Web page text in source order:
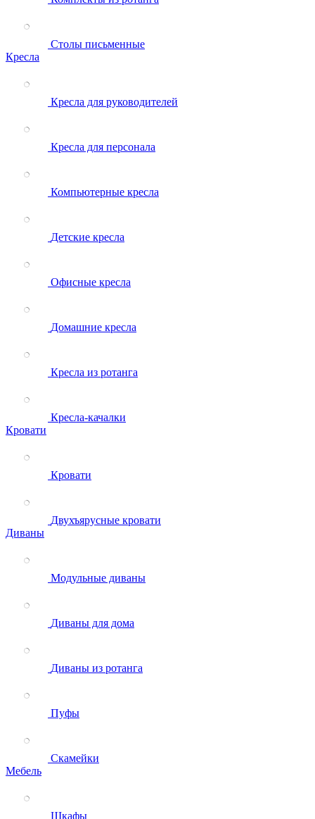
Столы письменные
Кресла
Кресла для руководителей
Кресла для персонала
Компьютерные кресла
Детские кресла
Офисные кресла
Домашние кресла
Кресла из ротанга
Кресла-качалки
Кровати
Кровати
Двухъярусные кровати
Диваны
Модульные диваны
Диваны для дома
Диваны из ротанга
Пуфы
Скамейки
Мебель
Шкафы